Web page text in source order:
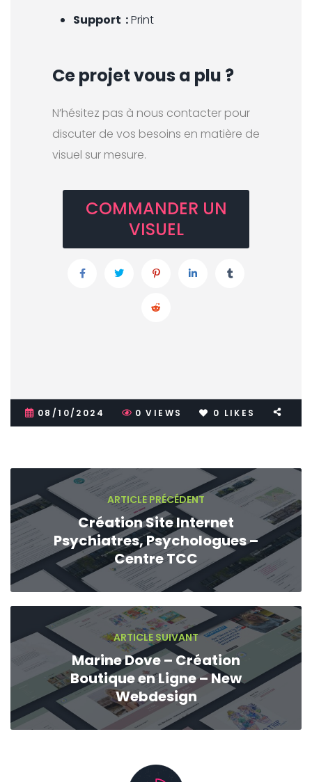
Support :Print
Ce projet vous a plu ?
N’hésitez pas à nous contacter pour
discuter de vos besoins en matière de
visuel sur mesure.
COMMANDER UN
VISUEL
08/10/2024 0 VIEWS 0 LIKES
ARTICLE PRÉCÉDENT
Création Site Internet
Psychiatres, Psychologues –
Centre TCC
ARTICLE SUIVANT
Marine Dove – Création
Boutique en Ligne – New
Webdesign